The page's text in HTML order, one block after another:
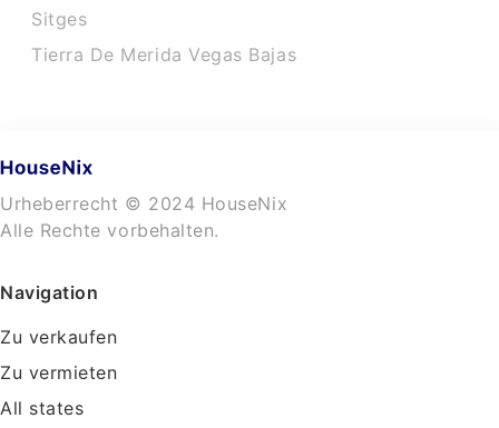
Sitges
Tierra De Merida Vegas Bajas
Urheberrecht © 2024 HouseNix
Alle Rechte vorbehalten.
Navigation
Zu verkaufen
Zu vermieten
All states